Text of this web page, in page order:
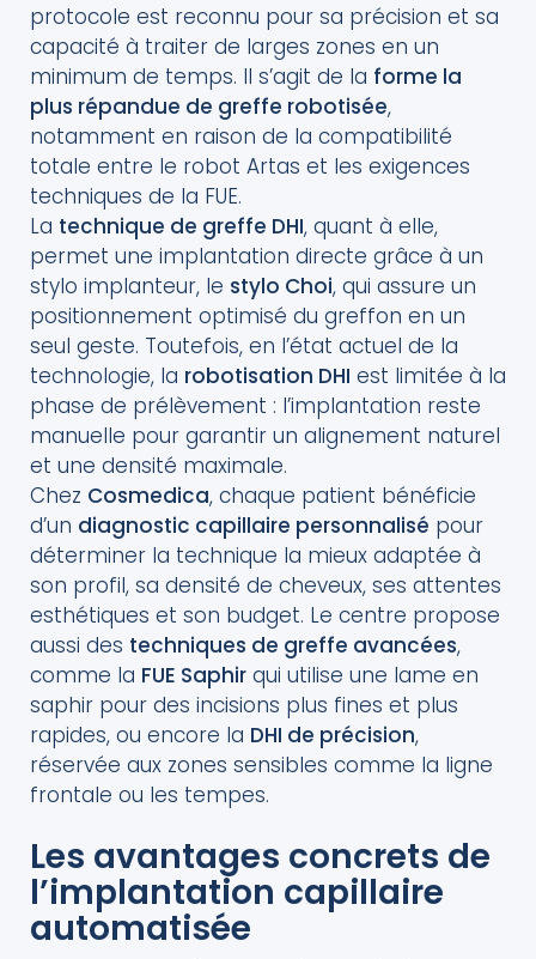
protocole est reconnu pour sa précision et sa
capacité à traiter de larges zones en un
minimum de temps. Il s’agit de la forme la
plus répandue de greffe robotisée,
notamment en raison de la compatibilité
totale entre le robot Artas et les exigences
techniques de la FUE.
La technique de greffe DHI, quant à elle,
permet une implantation directe grâce à un
stylo implanteur, le stylo Choi, qui assure un
positionnement optimisé du greffon en un
seul geste. Toutefois, en l’état actuel de la
technologie, la robotisation DHI est limitée à la
phase de prélèvement : l’implantation reste
manuelle pour garantir un alignement naturel
et une densité maximale.
Chez Cosmedica, chaque patient bénéficie
d’un diagnostic capillaire personnalisé pour
déterminer la technique la mieux adaptée à
son profil, sa densité de cheveux, ses attentes
esthétiques et son budget. Le centre propose
aussi des techniques de greffe avancées,
comme la FUE Saphir qui utilise une lame en
saphir pour des incisions plus fines et plus
rapides, ou encore la DHI de précision,
réservée aux zones sensibles comme la ligne
frontale ou les tempes.
Les avantages concrets de
l’implantation capillaire
automatisée